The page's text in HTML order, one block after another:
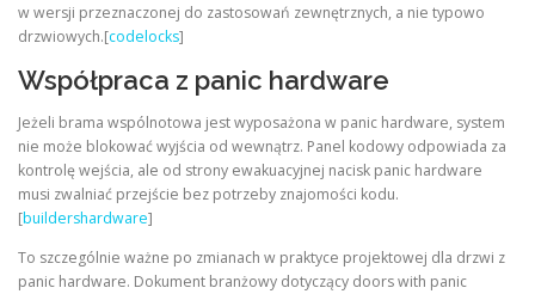
w wersji przeznaczonej do zastosowań zewnętrznych, a nie typowo
drzwiowych.[codelocks]
Współpraca z panic hardware
Jeżeli brama wspólnotowa jest wyposażona w panic hardware, system
nie może blokować wyjścia od wewnątrz. Panel kodowy odpowiada za
kontrolę wejścia, ale od strony ewakuacyjnej nacisk panic hardware
musi zwalniać przejście bez potrzeby znajomości kodu.
[buildershardware]
To szczególnie ważne po zmianach w praktyce projektowej dla drzwi z
panic hardware. Dokument branżowy dotyczący doors with panic